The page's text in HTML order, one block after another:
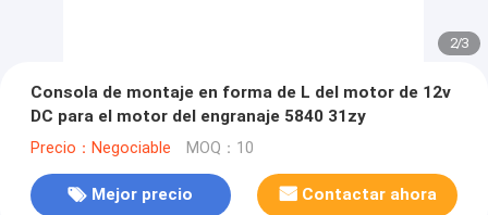
2/3
Consola de montaje en forma de L del motor de 12v
DC para el motor del engranaje 5840 31zy
Precio：Negociable MOQ：10
Mejor precio Contactar ahora